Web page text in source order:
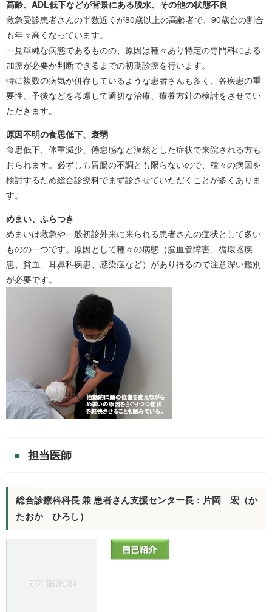
高齢、ADL低下などが背景にある脱水、その他の状態不良
救急受診患者さんの半数近くが80歳以上の高齢者で、90歳台の割合
も年々高くなっています。
一見単純な病態であるものの、原因は種々あり特定の専門科による
加療が必要か判断できるまでの初期診療を行います。
特に複数の病気が併存しているような患者さんも多く、各疾患の重
要性、予後などを考慮して適切な治療、療養方針の検討をさせてい
ただきます。
原因不明の食思低下、衰弱
食思低下、体重減少、倦怠感など漠然とした症状で来院される方も
おられます。必ずしも胃腸の不調とも限らないので、種々の病因を
検討するため総合診療科でまず診させていただくことが多くありま
す。
めまい、ふらつき
めまいは救急や一般初診外来に来られる患者さんの症状として多い
ものの一つです。原因として種々の病態（脳血管障害、循環器疾
患、貧血、耳鼻科疾患、感染症など）があり得るので注意深い鑑別
が必要です。
担当医師
総合診療科科長 兼 患者さん支援センター長：片岡 宏（か
たおか ひろし）